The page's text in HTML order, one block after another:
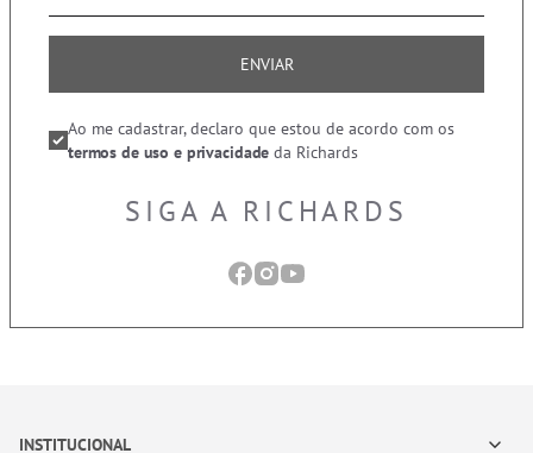
ENVIAR
Ao me cadastrar, declaro que estou de acordo com os
termos de uso e privacidade da Richards
SIGA A RICHARDS
INSTITUCIONAL